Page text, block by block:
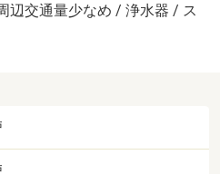
辺交通量少なめ / 浄水器 / ス